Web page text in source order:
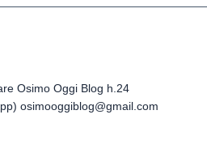
Osimo Oggi Blog h.24
osimooggiblog@gmail.com